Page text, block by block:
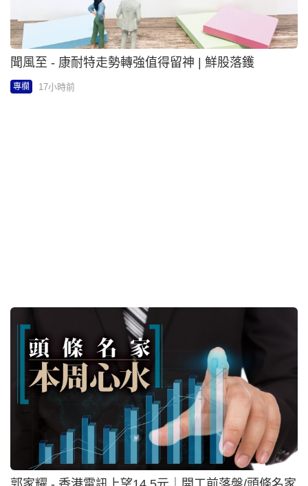
聞風至 - 康耐特走勢轉強值得留神 | 鮮股落鑊
專欄 17小時前
本周心水
專欄